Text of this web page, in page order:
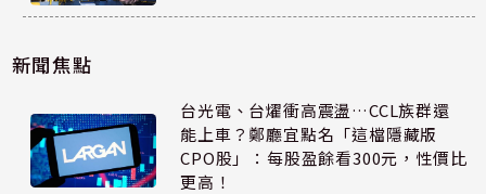
新聞焦點
台光電、台燿衝高震盪…CCL族群還
能上車？鄭廳宜點名「這檔隱藏版
CPO股」：每股盈餘看300元，性價比
更高！